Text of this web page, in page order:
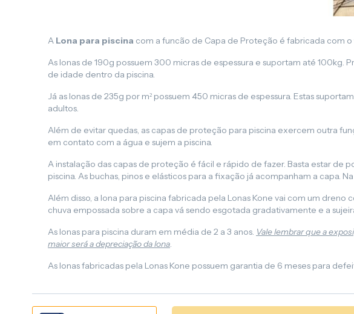
A Lona para piscina com a funcão de Capa de Proteção é fabricada com o
As lonas de 190g possuem 300 micras de espessura e suportam até
de idade dentro da piscina.
Já as lonas de 235g por m² possuem 450 micras de espessura. Estas
adultos.
Além de evitar quedas, as capas de proteção para piscina exercem outra
em contato com a água e sujem a piscina.
A instalação das capas de proteção é fácil e rápido de fazer. Basta estar de
piscina. As buchas, pinos e elásticos para a fixação já acompanham a capa.
Além disso, a lona para piscina fabricada pela Lonas Kone vai com um
chuva empossada sobre a capa vá sendo esgotada gradativamente e a
As lonas para piscina duram em média de 2 a 3 anos. Vale lembrar que a
maior será a depreciação da lona.
As lonas fabricadas pela Lonas Kone possuem garantia de 6 meses para